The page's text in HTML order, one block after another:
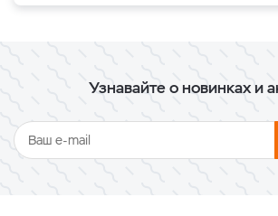
Узнавайте о новинках и